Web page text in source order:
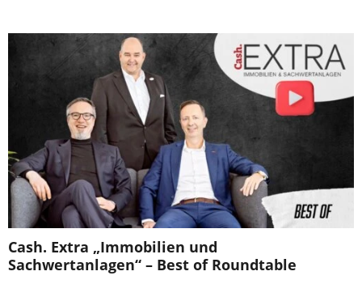
Cash. Extra „Immobilien und
Sachwertanlagen“ – Best of Roundtable